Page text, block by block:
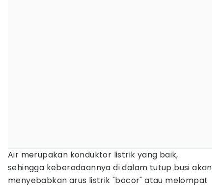
Air merupakan konduktor listrik yang baik,
sehingga keberadaannya di dalam tutup busi akan
menyebabkan arus listrik "bocor" atau melompat